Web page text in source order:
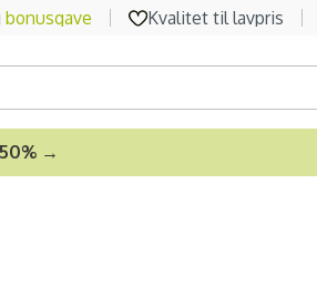
bonusgave Kvalitet til lavpris
→